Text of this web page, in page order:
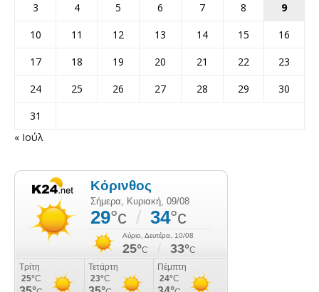
3
4 5 6 7 8
9
10
11 12 13 14 15
16
17
18 19 20 21 22
23
24
25 26 27 28 29
30
31
« Ιούλ